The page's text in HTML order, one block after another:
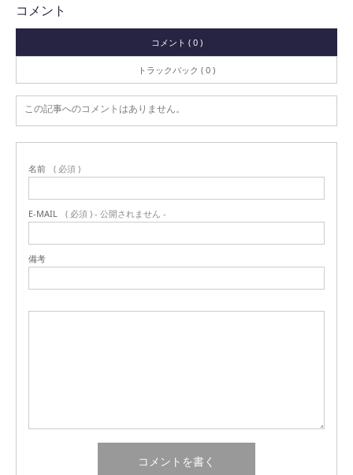
コメント
コメント ( 0 )
トラックバック ( 0 )
この記事へのコメントはありません。
名前 ( 必須 )
E-MAIL ( 必須 ) - 公開されません -
備考